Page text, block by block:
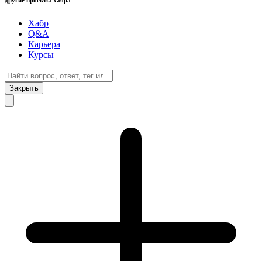
Хабр
Q&A
Карьера
Курсы
Закрыть